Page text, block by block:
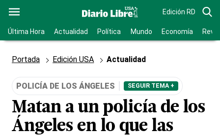
Edición RD
Última Hora Actualidad Política Mundo Economía
Portada Edición USA Actualidad
POLICÍA DE LOS ÁNGELES SEGUIR TEMA +
Matan a un policía de los
Ángeles en lo que las